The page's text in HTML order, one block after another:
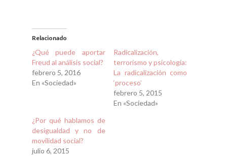
Relacionado
¿Qué puede aportar
Freud al análisis social?
febrero 5, 2016
En «Sociedad»
Radicalización,
terrorismo y psicología:
La radicalización como
‘proceso’
febrero 5, 2015
En «Sociedad»
¿Por qué hablamos de
desigualdad y no de
movilidad social?
julio 6, 2015